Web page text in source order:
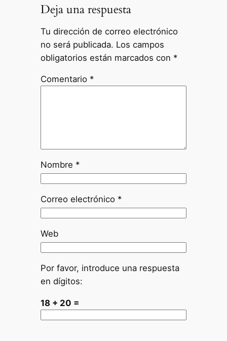
Deja una respuesta
Tu dirección de correo electrónico
no será publicada. Los campos
obligatorios están marcados con *
Comentario *
Nombre *
Correo electrónico *
Web
Por favor, introduce una respuesta
en dígitos:
18 + 20 =